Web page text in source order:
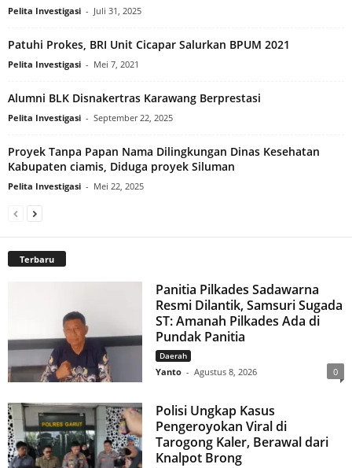
Pelita Investigasi - Juli 31, 2025
Patuhi Prokes, BRI Unit Cicapar Salurkan BPUM 2021
Pelita Investigasi - Mei 7, 2021
Alumni BLK Disnakertras Karawang Berprestasi
Pelita Investigasi - September 22, 2025
Proyek Tanpa Papan Nama Dilingkungan Dinas Kesehatan
Kabupaten ciamis, Diduga proyek Siluman
Pelita Investigasi - Mei 22, 2025
Terbaru
Panitia Pilkades Sadawarna
Resmi Dilantik, Samsuri Sugada
ST: Amanah Pilkades Ada di
Pundak Panitia
Daerah
Yanto - Agustus 8, 2026 0
Polisi Ungkap Kasus
Pengeroyokan Viral di
Tarogong Kaler, Berawal dari
Knalpot Brong